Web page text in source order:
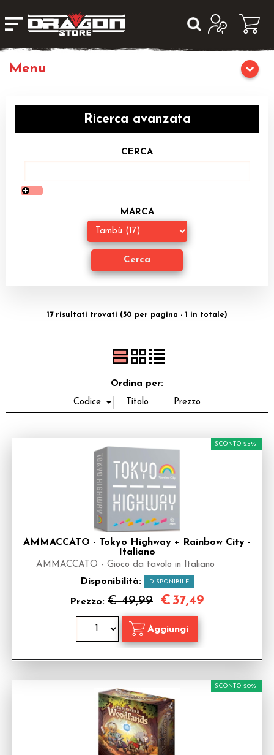
Giochi di Ruolo
Librigame
Editoria
Giochi di Carte Collezionabili
Accessori
Ricerca avanzata
CERCA
MARCA
17 risultati trovati (50 per pagina - 1 in totale)
Ordina per:
AMMACCATO - Tokyo Highway + Rainbow City -
Italiano
AMMACCATO - Gioco da tavolo in Italiano
Disponibilità: DISPONIBILE
Prezzo: € 49,99
SCONTO 25%
€ 37,49
SCONTO 20%